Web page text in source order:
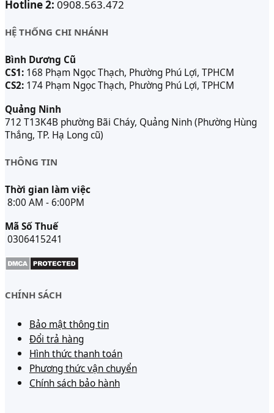
Hotline 2: 0908.563.472
HỆ THỐNG CHI NHÁNH
Bình Dương Cũ
CS1: 168 Phạm Ngọc Thạch, Phường Phú Lợi, TPHCM
CS2: 174 Phạm Ngọc Thạch, Phường Phú Lợi, TPHCM
Quảng Ninh
712 T13K4B phường Bãi Cháy, Quảng Ninh (Phường Hùng
Thắng, TP. Hạ Long cũ)
THÔNG TIN
Thời gian làm việc
8:00 AM - 6:00PM
Mã Số Thuế
0306415241
CHÍNH SÁCH
Bảo mật thông tin
Đổi trả hàng
Hình thức thanh toán
Phương thức vận chuyển
Chính sách bảo hành